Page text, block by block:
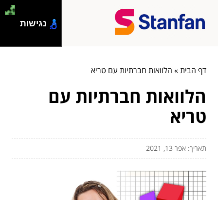
דף הבית» הלוואות חברתיות עם טריא
הלוואות חברתיות עם
טריא
תאריך: אפר 13, 2021
נגישות